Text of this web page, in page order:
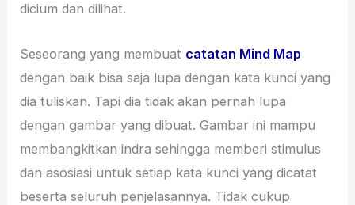
dicium dan dilihat.
Seseorang yang membuat catatan Mind Map
dengan baik bisa saja lupa dengan kata kunci yang
dia tuliskan. Tapi dia tidak akan pernah lupa
dengan gambar yang dibuat. Gambar ini mampu
membangkitkan indra sehingga memberi stimulus
dan asosiasi untuk setiap kata kunci yang dicatat
beserta seluruh penjelasannya. Tidak cukup